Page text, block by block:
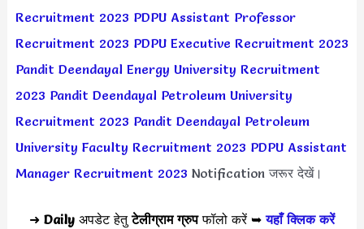
Recruitment 2023 PDPU Assistant Professor
Recruitment 2023 PDPU Executive Recruitment 2023
Pandit Deendayal Energy University Recruitment
2023 Pandit Deendayal Petroleum University
Recruitment 2023 Pandit Deendayal Petroleum
University Faculty Recruitment 2023 PDPU Assistant
Manager Recruitment 2023 Notification जरूर देखें।
➜ Daily अपडेट हेतुटेलीग्राम ग्रुपफॉलो करें ➥यहाँ क्लिक करें